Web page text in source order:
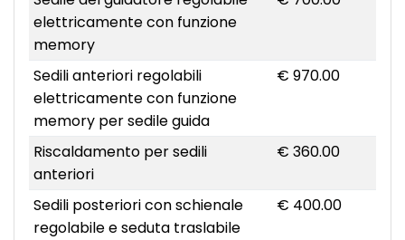
elettricamente con funzione
memory
Sedili anteriori regolabili
elettricamente con funzione
memory per sedile guida
€ 970.00
Riscaldamento per sedili
anteriori
€ 360.00
Sedili posteriori con schienale
regolabile e seduta traslabile
€ 400.00